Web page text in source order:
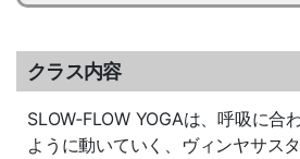
クラス内容
SLOW‐FLOW YOGAは、呼吸に合
ように動いていく、ヴィンヤサス